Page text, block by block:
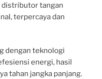
distributor tangan
terpercaya dan
dengan teknologi
energi, hasil
tahan jangka panjang.